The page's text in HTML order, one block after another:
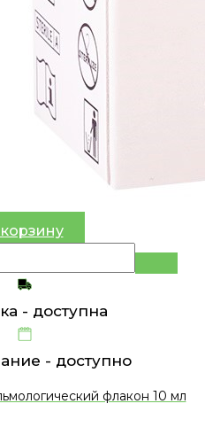
- доступна
- доступно
флакон 10 мл